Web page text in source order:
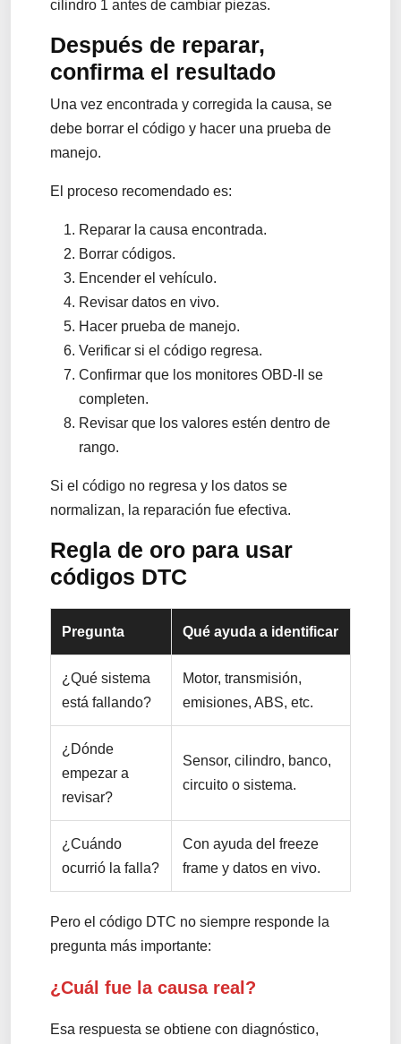
cilindro 1 antes de cambiar piezas.
Después de reparar,
confirma el resultado
Una vez encontrada y corregida la causa, se
debe borrar el código y hacer una prueba de
manejo.
El proceso recomendado es:
Reparar la causa encontrada.
Borrar códigos.
Encender el vehículo.
Revisar datos en vivo.
Hacer prueba de manejo.
Verificar si el código regresa.
Confirmar que los monitores OBD-II se
completen.
Revisar que los valores estén dentro de
rango.
Si el código no regresa y los datos se
normalizan, la reparación fue efectiva.
Regla de oro para usar
códigos DTC
Pregunta Qué ayuda a identificar
¿Qué sistema
está fallando?
Motor, transmisión,
emisiones, ABS, etc.
¿Dónde
empezar a
revisar?
Sensor, cilindro, banco,
circuito o sistema.
¿Cuándo
ocurrió la falla?
Con ayuda del freeze
frame y datos en vivo.
Pero el código DTC no siempre responde la
pregunta más importante:
¿Cuál fue la causa real?
Esa respuesta se obtiene con diagnóstico,